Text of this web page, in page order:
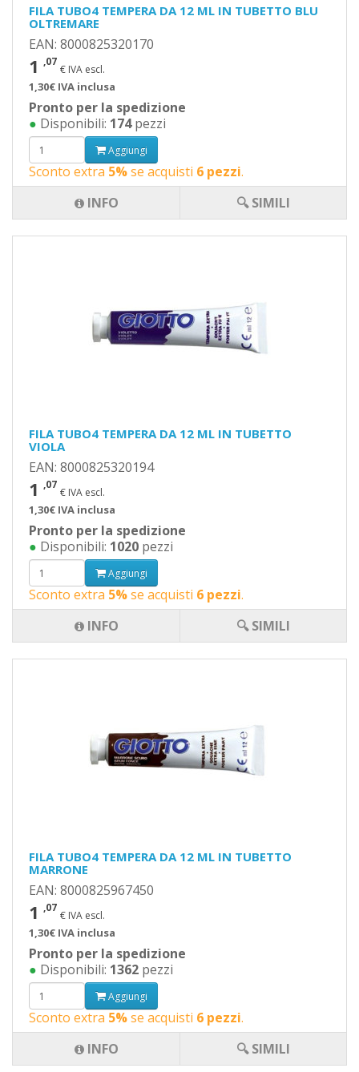
FILA TUBO4 TEMPERA DA 12 ML IN TUBETTO BLU
OLTREMARE
EAN: 8000825320170
1 ,07
€ IVA escl.
1,30€ IVA inclusa
Pronto per la spedizione
● Disponibili: 174pezzi
Aggiungi
Sconto extra 5%se acquisti 6 pezzi.
INFO
🔍 SIMILI
FILA TUBO4 TEMPERA DA 12 ML IN TUBETTO
VIOLA
EAN: 8000825320194
1 ,07
€ IVA escl.
1,30€ IVA inclusa
Pronto per la spedizione
● Disponibili: 1020 pezzi
Aggiungi
Sconto extra 5%se acquisti 6 pezzi.
INFO
🔍 SIMILI
FILA TUBO4 TEMPERA DA 12 ML IN TUBETTO
MARRONE
EAN: 8000825967450
1 ,07
€ IVA escl.
1,30€ IVA inclusa
Pronto per la spedizione
● Disponibili: 1362 pezzi
Aggiungi
Sconto extra 5%se acquisti 6 pezzi.
INFO
🔍 SIMILI